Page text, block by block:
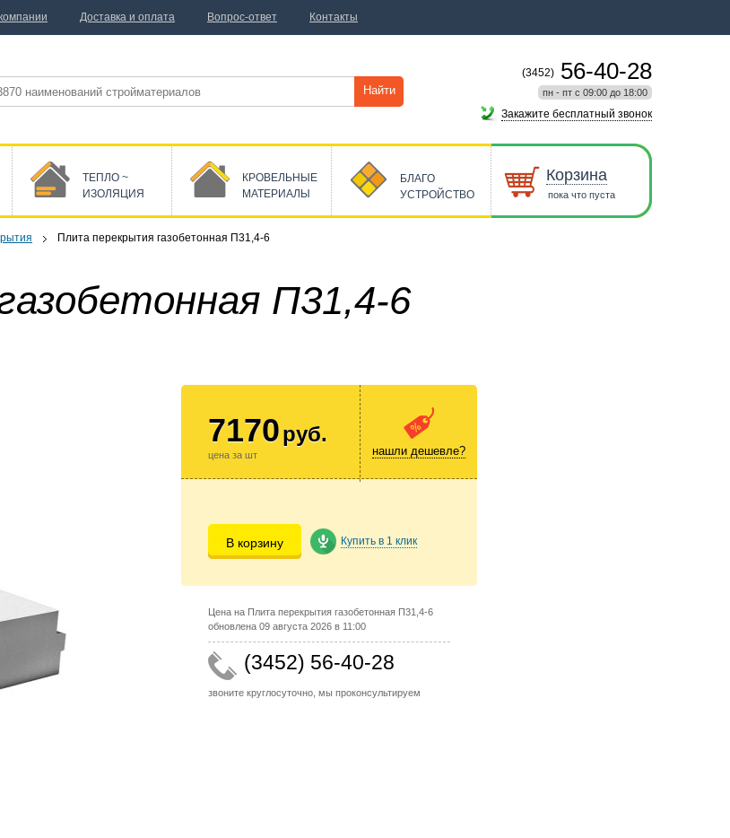
Плита перекрытия газобетонная П31,4-6
П31,4-6
7170руб.
цена за шт нашли дешевле?
В корзину Купить в 1 клик
Цена на Плита перекрытия газобетонная П31,4-6
обновлена 09 августа 2026 в 11:00
(3452) 56-40-28
звоните круглосуточно, мы проконсультируем
Найти
(3452) 56-40-28
пн - пт с 09:00 до 18:00
Закажите бесплатный звонок
ТЕПЛО ~
ИЗОЛЯЦИЯ
КРОВЕЛЬНЫЕ
МАТЕРИАЛЫ
БЛАГО
УСТРОЙСТВО
Корзина
пока что пуста
Доставка и оплата Вопрос-ответ Контакты